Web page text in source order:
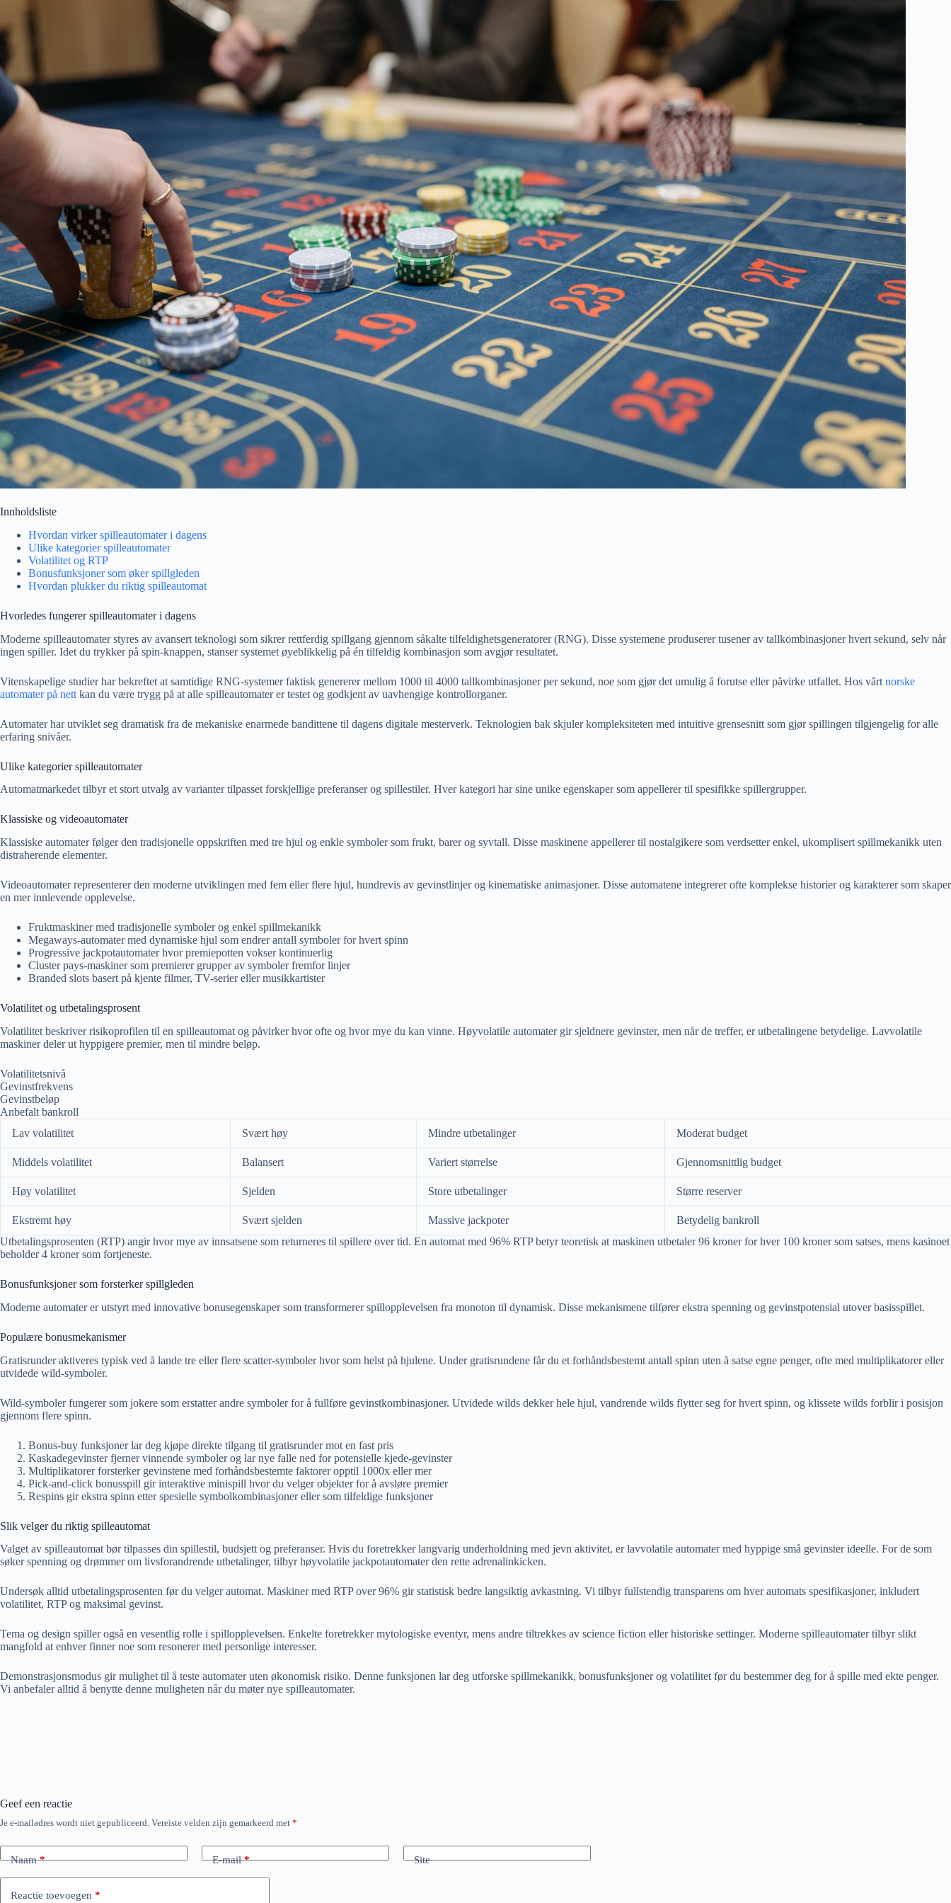
Innholdsliste
Hvordan virker spilleautomater i dagens
Ulike kategorier spilleautomater
Volatilitet og RTP
Bonusfunksjoner som øker spillgleden
Hvordan plukker du riktig spilleautomat
Hvorledes fungerer spilleautomater i dagens
Moderne spilleautomater styres av avansert teknologi som sikrer rettferdig spillgang gjennom såkalte tilfeldighetsgeneratorer (RNG). Disse systemene produserer tusener av tallkombinasjoner hvert sekund, selv når
ingen spiller. Idet du trykker på spin-knappen, stanser systemet øyeblikkelig på én tilfeldig kombinasjon som avgjør resultatet.
Vitenskapelige studier har bekreftet at samtidige RNG-systemer faktisk genererer mellom 1000 til 4000 tallkombinasjoner per sekund, noe som gjør det umulig å forutse eller påvirke utfallet. Hos vårt norske
automater på nett kan du være trygg på at alle spilleautomater er testet og godkjent av uavhengige kontrollorganer.
Automater har utviklet seg dramatisk fra de mekaniske enarmede bandittene til dagens digitale mesterverk. Teknologien bak skjuler kompleksiteten med intuitive grensesnitt som gjør spillingen tilgjengelig for alle
erfaring snivåer.
Ulike kategorier spilleautomater
Automatmarkedet tilbyr et stort utvalg av varianter tilpasset forskjellige preferanser og spillestiler. Hver kategori har sine unike egenskaper som appellerer til spesifikke spillergrupper.
Klassiske og videoautomater
Klassiske automater følger den tradisjonelle oppskriften med tre hjul og enkle symboler som frukt, barer og syvtall. Disse maskinene appellerer til nostalgikere som verdsetter enkel, ukomplisert spillmekanikk uten
distraherende elementer.
Videoautomater representerer den moderne utviklingen med fem eller flere hjul, hundrevis av gevinstlinjer og kinematiske animasjoner. Disse automatene integrerer ofte komplekse historier og karakterer som skaper
en mer innlevende opplevelse.
Fruktmaskiner med tradisjonelle symboler og enkel spillmekanikk
Megaways-automater med dynamiske hjul som endrer antall symboler for hvert spinn
Progressive jackpotautomater hvor premiepotten vokser kontinuerlig
Cluster pays-maskiner som premierer grupper av symboler fremfor linjer
Branded slots basert på kjente filmer, TV-serier eller musikkartister
Volatilitet og utbetalingsprosent
Volatilitet beskriver risikoprofilen til en spilleautomat og påvirker hvor ofte og hvor mye du kan vinne. Høyvolatile automater gir sjeldnere gevinster, men når de treffer, er utbetalingene betydelige. Lavvolatile
maskiner deler ut hyppigere premier, men til mindre beløp.
Volatilitetsnivå
Gevinstfrekvens
Gevinstbeløp
Anbefalt bankroll
Lav volatilitet
Svært høy Mindre utbetalinger Moderat budget
Middels volatilitet Balansert Variert størrelse Gjennomsnittlig budget
Høy volatilitet Sjelden Store utbetalinger Større reserver
Ekstremt høy Svært sjelden Massive jackpoter
Betydelig bankroll
Utbetalingsprosenten (RTP) angir hvor mye av innsatsene som returneres til spillere over tid. En automat med 96% RTP betyr teoretisk at maskinen utbetaler 96 kroner for hver 100 kroner som satses, mens kasinoet
beholder 4 kroner som fortjeneste.
Bonusfunksjoner som forsterker spillgleden
Moderne automater er utstyrt med innovative bonusegenskaper som transformerer spillopplevelsen fra monoton til dynamisk. Disse mekanismene tilfører ekstra spenning og gevinstpotensial utover basisspillet.
Populære bonusmekanismer
Gratisrunder aktiveres typisk ved å lande tre eller flere scatter-symboler hvor som helst på hjulene. Under gratisrundene får du et forhåndsbestemt antall spinn uten å satse egne penger, ofte med multiplikatorer eller
utvidede wild-symboler.
Wild-symboler fungerer som jokere som erstatter andre symboler for å fullføre gevinstkombinasjoner. Utvidede wilds dekker hele hjul, vandrende wilds flytter seg for hvert spinn, og klissete wilds forblir i posisjon
gjennom flere spinn.
Bonus-buy funksjoner lar deg kjøpe direkte tilgang til gratisrunder mot en fast pris
Kaskadegevinster fjerner vinnende symboler og lar nye falle ned for potensielle kjede-gevinster
Multiplikatorer forsterker gevinstene med forhåndsbestemte faktorer opptil 1000x eller mer
Pick-and-click bonusspill gir interaktive minispill hvor du velger objekter for å avsløre premier
Respins gir ekstra spinn etter spesielle symbolkombinasjoner eller som tilfeldige funksjoner
Slik velger du riktig spilleautomat
Valget av spilleautomat bør tilpasses din spillestil, budsjett og preferanser. Hvis du foretrekker langvarig underholdning med jevn aktivitet, er lavvolatile automater med hyppige små gevinster ideelle. For de som
søker spenning og drømmer om livsforandrende utbetalinger, tilbyr høyvolatile jackpotautomater den rette adrenalinkicken.
Undersøk alltid utbetalingsprosenten før du velger automat. Maskiner med RTP over 96% gir statistisk bedre langsiktig avkastning. Vi tilbyr fullstendig transparens om hver automats spesifikasjoner, inkludert
volatilitet, RTP og maksimal gevinst.
Tema og design spiller også en vesentlig rolle i spillopplevelsen. Enkelte foretrekker mytologiske eventyr, mens andre tiltrekkes av science fiction eller historiske settinger. Moderne spilleautomater tilbyr slikt
mangfold at enhver finner noe som resonerer med personlige interesser.
Demonstrasjonsmodus gir mulighet til å teste automater uten økonomisk risiko. Denne funksjonen lar deg utforske spillmekanikk, bonusfunksjoner og volatilitet før du bestemmer deg for å spille med ekte penger.
Vi anbefaler alltid å benytte denne muligheten når du møter nye spilleautomater.
Geef een reactie
Je e-mailadres wordt niet gepubliceerd. Vereiste velden zijn gemarkeerd met *
Naam* E-mail* Site
Reactie toevoegen *